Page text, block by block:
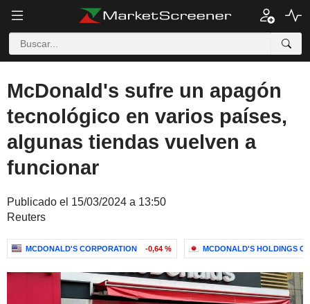
McDonald's sufre un apagón
tecnológico en varios países,
algunas tiendas vuelven a
funcionar
Publicado el 15/03/2024 a 13:50
Reuters
MCDONALD'S CORPORATION -0,64 % MCDONALD'S HOLDINGS